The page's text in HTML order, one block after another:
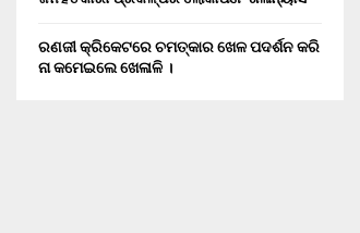
ରଣଜୀ କ୍ରିକେଟରେ ଚମତ୍କାର ଖେଳ ପଦର୍ଶନ କରି
ନା କମେଇଲେ ଖେଳାଳି ।